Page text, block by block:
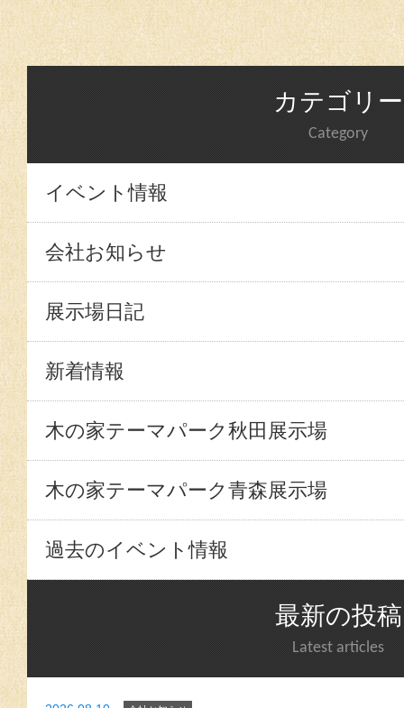
カテゴリー
Category
イベント情報
会社お知らせ
展示場日記
新着情報
木の家テーマパーク秋田展示場
木の家テーマパーク青森展示場
過去のイベント情報
最新の投稿
Latest articles